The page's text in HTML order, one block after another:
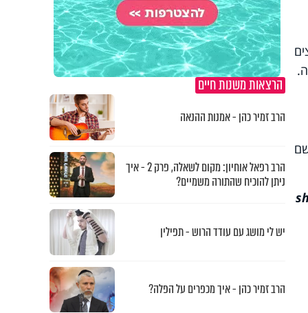
הרצאות משנות חיים
הרב זמיר כהן - אמנות ההנאה
הרב רפאל אוחיון: מקום לשאלה, פרק 2 - איך
ניתן להוכיח שהתורה משמיים?
יש לי מושג עם עודד הרוש - תפילין
הרב זמיר כהן - איך מכפרים על הפלה?